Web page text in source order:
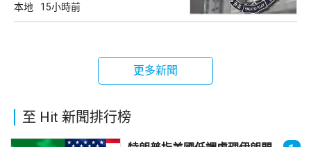
本地 15小時前
更多新聞
至 Hit 新聞排行榜